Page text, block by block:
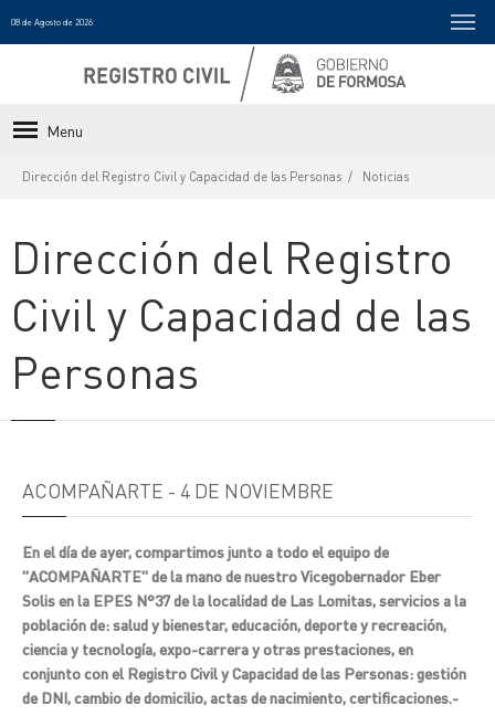
08 de Agosto de 2026
Menu
Dirección del Registro Civil y Capacidad de las Personas Noticias
Dirección del Registro
Civil y Capacidad de las
Personas
ACOMPAÑARTE - 4 DE NOVIEMBRE
En el día de ayer, compartimos junto a todo el equipo de
"ACOMPAÑARTE" de la mano de nuestro Vicegobernador Eber
Solis en la EPES N°37 de la localidad de Las Lomitas, servicios a la
población de: salud y bienestar, educación, deporte y recreación,
ciencia y tecnología, expo-carrera y otras prestaciones, en
conjunto con el Registro Civil y Capacidad de las Personas: gestión
de DNI, cambio de domicilio, actas de nacimiento, certificaciones.-